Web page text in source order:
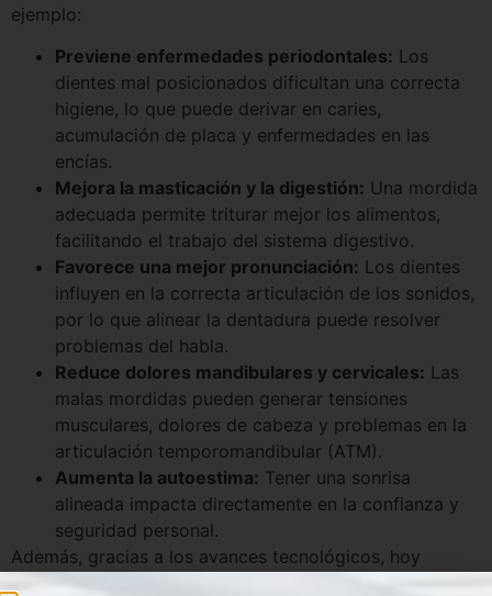
ejemplo:
Previene enfermedades periodontales: Los
dientes mal posicionados dificultan una correcta
higiene, lo que puede derivar en caries,
acumulación de placa y enfermedades en las
encías.
Mejora la masticación y la digestión: Una mordida
adecuada permite triturar mejor los alimentos,
facilitando el trabajo del sistema digestivo.
Favorece una mejor pronunciación: Los dientes
influyen en la correcta articulación de los sonidos,
por lo que alinear la dentadura puede resolver
problemas del habla.
Reduce dolores mandibulares y cervicales: Las
malas mordidas pueden generar tensiones
musculares, dolores de cabeza y problemas en la
articulación temporomandibular (ATM).
Aumenta la autoestima: Tener una sonrisa
alineada impacta directamente en la confianza y
seguridad personal.
Además, gracias a los avances tecnológicos, hoy
existen